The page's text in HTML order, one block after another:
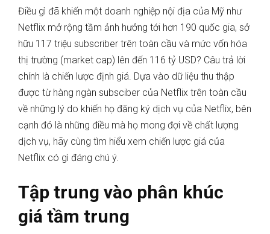
Điều gì đã khiến một doanh nghiệp nội địa của Mỹ như
Netflix mở rộng tầm ảnh hưởng tới hơn 190 quốc gia, sở
hữu 117 triệu subscriber trên toàn cầu và mức vốn hóa
thị trường (market cap) lên đến 116 tỷ USD? Câu trả lời
chính là chiến lược định giá. Dựa vào dữ liệu thu thập
được từ hàng ngàn subsciber của Netflix trên toàn cầu
về những lý do khiến họ đăng ký dịch vụ của Netflix, bên
cạnh đó là những điều mà họ mong đợi về chất lượng
dịch vụ, hãy cùng tìm hiểu xem chiến lược giá của
Netflix có gì đáng chú ý.
Tập trung vào phân khúc
giá tầm trung